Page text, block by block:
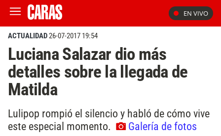
EN VIVO
ACTUALIDAD26-07-2017 19:54
Luciana Salazar dio más
detalles sobre la llegada de
Matilda
Lulipop rompió el silencio y habló de cómo vive
este especial momento.
Galería de fotos